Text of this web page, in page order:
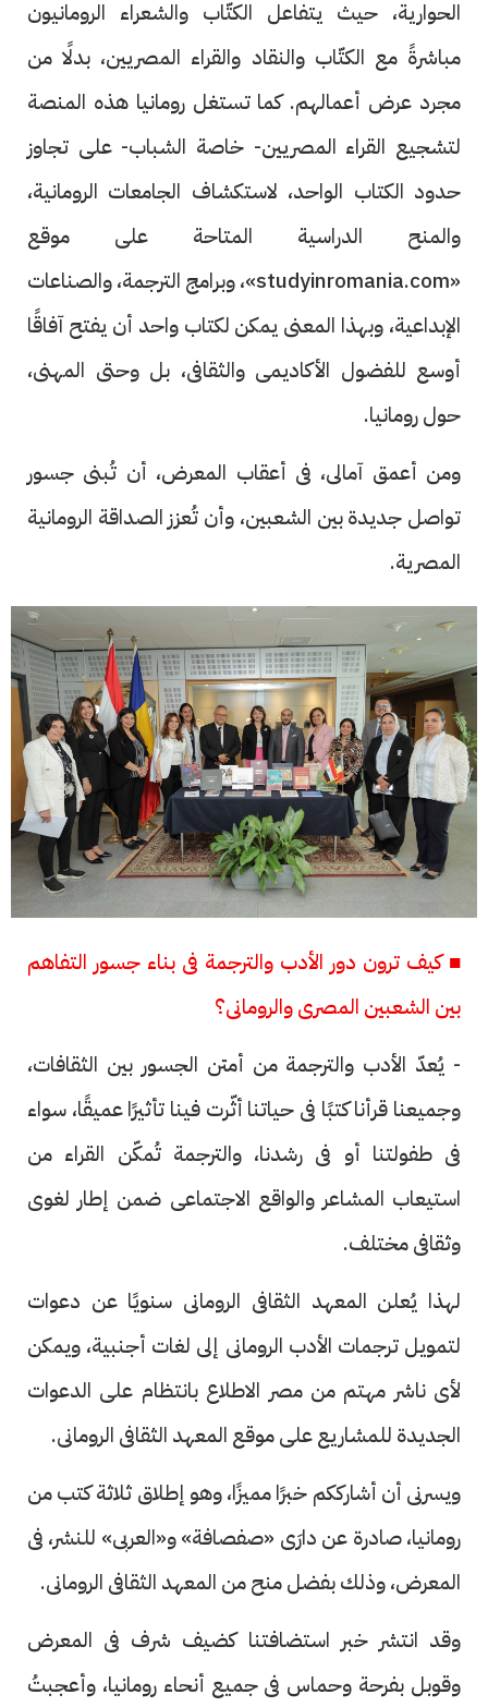
الحوارية، حيث يتفاعل الكتّاب والشعراء الرومانيون
مباشرةً مع الكتّاب والنقاد والقراء المصريين، بدلًا من
مجرد عرض أعمالهم. كما تستغل رومانيا هذه المنصة
لتشجيع القراء المصريين- خاصة الشباب- على تجاوز
حدود الكتاب الواحد، لاستكشاف الجامعات الرومانية،
والمنح الدراسية المتاحة على موقع
«studyinromania.com»، وبرامج الترجمة، والصناعات
الإبداعية، وبهذا المعنى يمكن لكتاب واحد أن يفتح آفاقًا
أوسع للفضول الأكاديمى والثقافى، بل وحتى المهنى،
حول رومانيا.
ومن أعمق آمالى، فى أعقاب المعرض، أن تُبنى جسور
تواصل جديدة بين الشعبين، وأن تُعزز الصداقة الرومانية
المصرية.
■ كيف ترون دور الأدب والترجمة فى بناء جسور التفاهم
بين الشعبين المصرى والرومانى؟
- يُعدّ الأدب والترجمة من أمتن الجسور بين الثقافات،
وجميعنا قرأنا كتبًا فى حياتنا أثّرت فينا تأثيرًا عميقًا، سواء
فى طفولتنا أو فى رشدنا، والترجمة تُمكّن القراء من
استيعاب المشاعر والواقع الاجتماعى ضمن إطار لغوى
وثقافى مختلف.
لهذا يُعلن المعهد الثقافى الرومانى سنويًا عن دعوات
لتمويل ترجمات الأدب الرومانى إلى لغات أجنبية، ويمكن
لأى ناشر مهتم من مصر الاطلاع بانتظام على الدعوات
الجديدة للمشاريع على موقع المعهد الثقافى الرومانى.
ويسرنى أن أشارككم خبرًا مميزًا، وهو إطلاق ثلاثة كتب من
رومانيا، صادرة عن دارَى «صفصافة» و«العربى» للنشر، فى
المعرض، وذلك بفضل منح من المعهد الثقافى الرومانى.
وقد انتشر خبر استضافتنا كضيف شرف فى المعرض
وقوبل بفرحة وحماس فى جميع أنحاء رومانيا، وأعجبتُ